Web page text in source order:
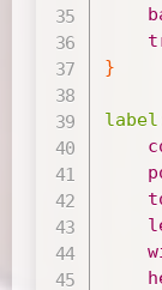
}
label